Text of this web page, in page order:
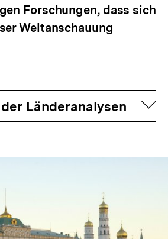
Forschungen, dass sich
Weltanschauung
Länderanalysen